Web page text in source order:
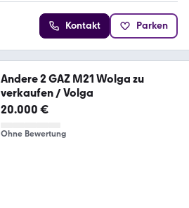
Kontakt Parken
Andere 2 GAZ M21 Wolga zu
verkaufen / Volga
20.000 €
Ohne Bewertung